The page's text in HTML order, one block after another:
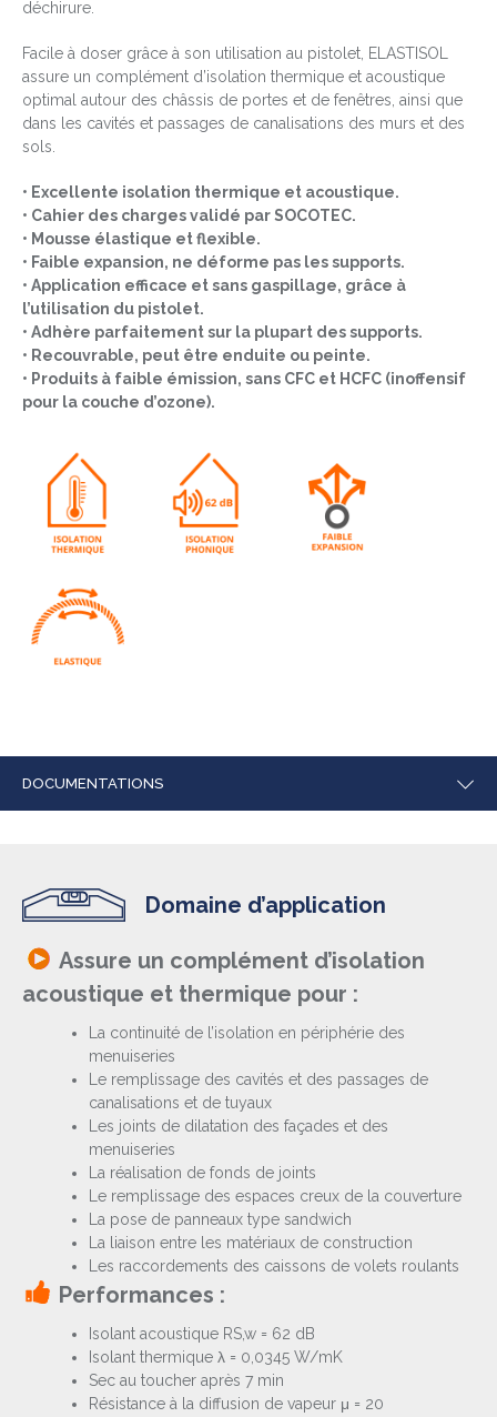
déchirure.
Facile à doser grâce à son utilisation au pistolet, ELASTISOL
assure un complément d’isolation thermique et acoustique
optimal autour des châssis de portes et de fenêtres, ainsi que
dans les cavités et passages de canalisations des murs et des
sols.
• Excellente isolation thermique et acoustique.
• Cahier des charges validé par SOCOTEC.
• Mousse élastique et flexible.
• Faible expansion, ne déforme pas les supports.
• Application efficace et sans gaspillage, grâce à
l’utilisation du pistolet.
• Adhère parfaitement sur la plupart des supports.
• Recouvrable, peut être enduite ou peinte.
• Produits à faible émission, sans CFC et HCFC (inoffensif
pour la couche d’ozone).
DOCUMENTATIONS
Domaine d’application
Assure un complément d’isolation
acoustique et thermique pour :
La continuité de l’isolation en périphérie des
menuiseries
Le remplissage des cavités et des passages de
canalisations et de tuyaux
Les joints de dilatation des façades et des
menuiseries
La réalisation de fonds de joints
Le remplissage des espaces creux de la couverture
La pose de panneaux type sandwich
La liaison entre les matériaux de construction
Les raccordements des caissons de volets roulants
Performances :
Isolant acoustique RS,w = 62 dB
Isolant thermique λ = 0,0345 W/mK
Sec au toucher après 7 min
Résistance à la diffusion de vapeur μ = 20